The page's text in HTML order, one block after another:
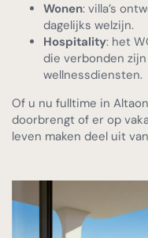
Wonen: villa’s
dagelijks welzijn.
Hospitality: het
die verbonden
wellnessdiensten.
Of u nu fulltime in
doorbrengt of er op
leven maken deel uit